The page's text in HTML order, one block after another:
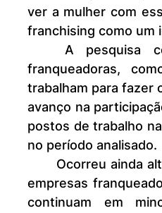
ver a mulher com
franchising como um
franqueadoras,
trabalham para fazer
avanço na
postos de trabalho
no período analisado.
empresas
continuam em